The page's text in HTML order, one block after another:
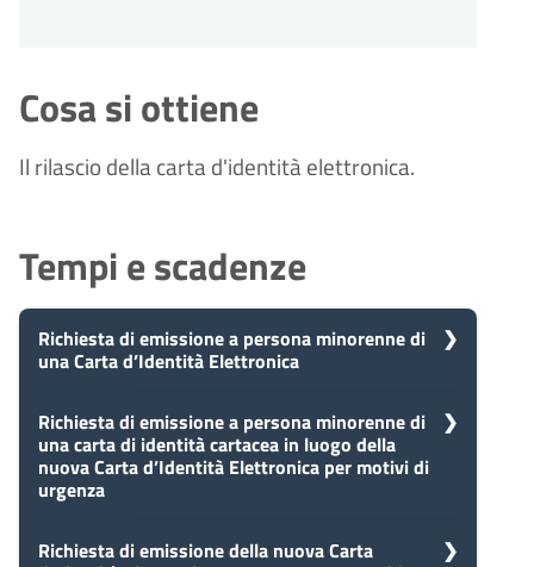
Cosa si ottiene
Il rilascio della carta d'identità elettronica.
Tempi e scadenze
Richiesta di emissione a persona minorenne di
una Carta d’Identità Elettronica
5
giorni
Presa in carico
Dopo aver presentato la tua
richiesta, il comune avvia il
Richiesta di emissione a persona minorenne di
una carta di identità cartacea in luogo della
nuova Carta d’Identità Elettronica per motivi di
urgenza
Presa in carico
Richiesta di emissione della nuova Carta